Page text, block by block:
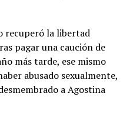
recuperó la libertad
pagar una caución de
más tarde, ese mismo
abusado sexualmente,
a Agostina